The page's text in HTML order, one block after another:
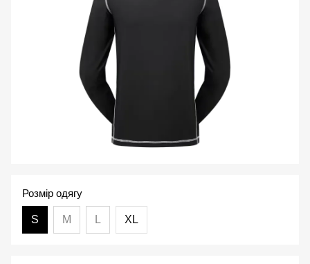
Розмір одягу
S M L XL